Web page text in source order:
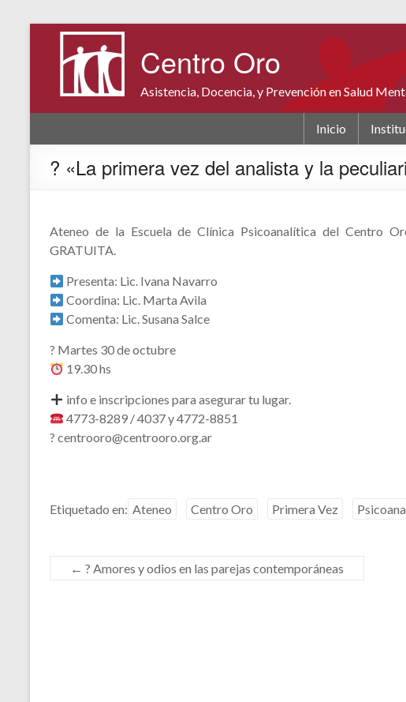
Centro Oro
Asistencia, Docencia, y Prevención en Salud
Inicio
? «La primera vez del analista y la
Ateneo de la Escuela de Clínica Psicoanalítica del Centro
GRATUITA.
Presenta: Lic. Ivana Navarro
Coordina: Lic. Marta Avila
Comenta: Lic. Susana Salce
?️ Martes 30 de octubre
19.30 hs
info e inscripciones para asegurar tu lugar.
4773-8289 / 4037 y 4772-8851
? centrooro@centrooro.org.ar
Etiquetado en: Ateneo Centro Oro Primera Vez
← ? Amores y odios en las parejas contemporáneas